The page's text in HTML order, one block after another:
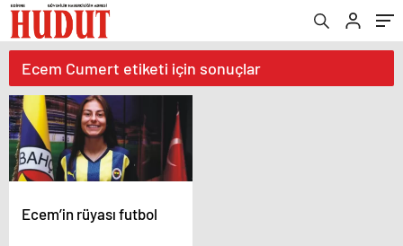
Ecem Cumert etiketi için sonuçlar
Ecem’in rüyası futbol